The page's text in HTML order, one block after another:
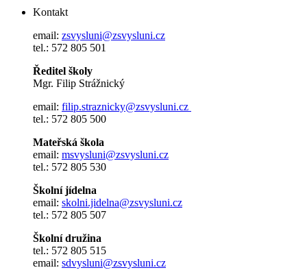
Kontakt
email: zsvysluni@zsvysluni.cz
tel.: 572 805 501
Ředitel školy
Mgr. Filip Strážnický
email: filip.straznicky@zsvysluni.cz
tel.: 572 805 500
Mateřská škola
email: msvysluni@zsvysluni.cz
tel.: 572 805 530
Školní jídelna
email: skolni.jidelna@zsvysluni.cz
tel.: 572 805 507
Školní družina
tel.: 572 805 515
email: sdvysluni@zsvysluni.cz